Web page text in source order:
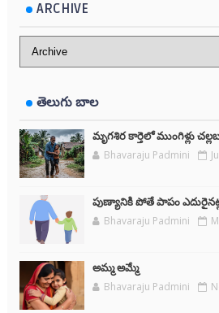
ARCHIVE
తెలుగు బాల
మృగశిర కార్తెలో ముంగిళ్లు
Bhavaraju Padmini
పుణ్యానికి పోతే పాపం
Bhavaraju Padmini
అమ్మ అమ్మే
Bhavaraju Padmini